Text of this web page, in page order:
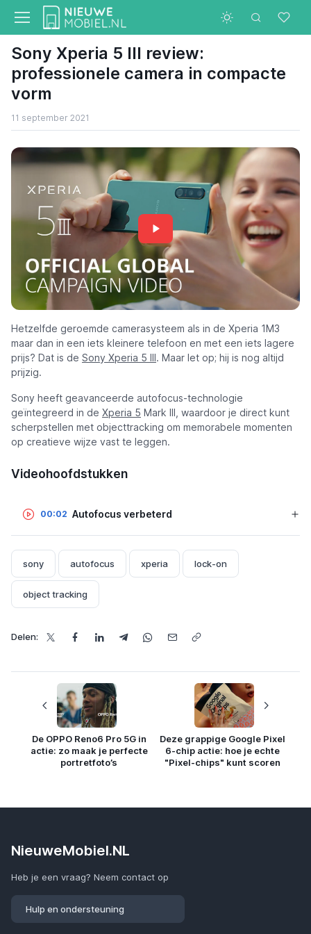
Sony Xperia 5 III review:
professionele camera in compacte
vorm
11 september 2021
Hetzelfde geroemde camerasysteem als in de Xperia 1M3
maar dan in een iets kleinere telefoon en met een iets lagere
prijs? Dat is de Sony Xperia 5 III. Maar let op; hij is nog altijd
prijzig.
Sony heeft geavanceerde autofocus-technologie
geïntegreerd in de Xperia 5 Mark III, waardoor je direct kunt
scherpstellen met objecttracking om memorabele momenten
op creatieve wijze vast te leggen.
Videohoofdstukken
00:02 Autofocus verbeterd
sony autofocus xperia lock-on
object tracking
Delen:
De OPPO Reno6 Pro 5G in
actie: zo maak je perfecte
portretfoto’s
Deze grappige Google Pixel
6-chip actie: hoe je echte
"Pixel-chips" kunt scoren
NieuweMobiel.NL
Heb je een vraag? Neem contact op
Hulp en ondersteuning